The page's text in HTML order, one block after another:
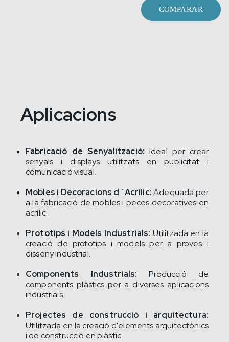
COMPARAR
Aplicacions
Fabricació de Senyalització: Ideal per crear
senyals i displays utilitzats en publicitat i
comunicació visual.
Mobles i Decoracions d´Acrílic:Adequada per
a la fabricació de mobles i peces decoratives en
acrílic.
Prototips i Models Industrials: Utilitzada en la
creació de prototips i models per a proves i
disseny industrial.
Components Industrials: Producció de
components plàstics per a diverses aplicacions
industrials.
Projectes de construcció i arquitectura:
Utilitzada en la creació d'elements arquitectònics
i de construcció en plàstic.